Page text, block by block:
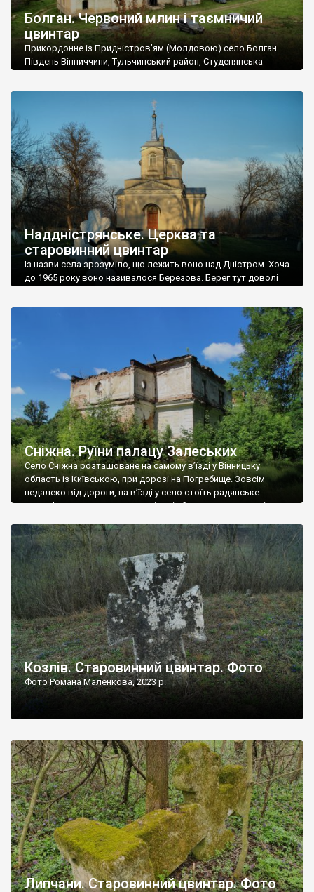
Болган. Червоний млин і таємничий
цвинтар
Прикордонне із Придністров’ям (Молдовою) село Болган.
Південь Вінниччини, Тульчинський район, Студенянська
старовинний цвинтар із кам’яними хрестами. Всі епітафії, які
збереглися, написані кирилицею, церковнослов’янською
мовою. За всіма традиційними ознаками – цвинтар
український. Хрести датуються 19 століттям. У 1924-1940
роках Болган […]
Наддністрянське. Церква та
старовинний цвинтар
Із назви села зрозуміло, що лежить воно над Дністром. Хоча
до 1965 року воно називалося Березова. Берег тут доволі
Наддністрянське відрізняється від більшості навколишніх
сіл. У селі є мурована Михайлівська церква. Точної дати […]
Сніжна. Руїни палацу Залеських
Село Сніжна розташоване на самому в’їзді у Вінницьку
область із Київською, при дорозі на Погребище. Зовсім
недалеко від дороги, на в’їзді у село стоїть радянське
рельєфне пано, яке показує жінку і яблуню, а трохи далі, десь
не видно, але видно дві стареньких колії у траві – […]
Козлів. Старовинний цвинтар. Фото
Фото Романа Маленкова, 2023 р.
Липчани. Старовинний цвинтар. Фото